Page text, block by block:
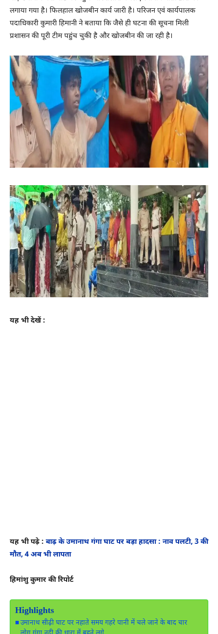
लगाया गया है। फिलहाल खोजबीन कार्य जारी है। परिजन एवं कार्यपालक
पदाधिकारी कुमारी हिमानी ने बताया कि जैसे ही घटना की सूचना मिली
प्रशासन की पूरी टीम पहुंच चुकी है और खोजबीन की जा रही है।
यह भी देखें :
यह भी पढ़े : बाढ़ के उमानाथ गंगा घाट पर बड़ा हादसा : नाव पलटी, 3 की
मौत, 4 अब भी लापता
हिमांशु कुमार की रिपोर्ट
Highlights
उमानाथ सीढ़ी घाट पर नहाते समय गहरे पानी में चले जाने के बाद चार